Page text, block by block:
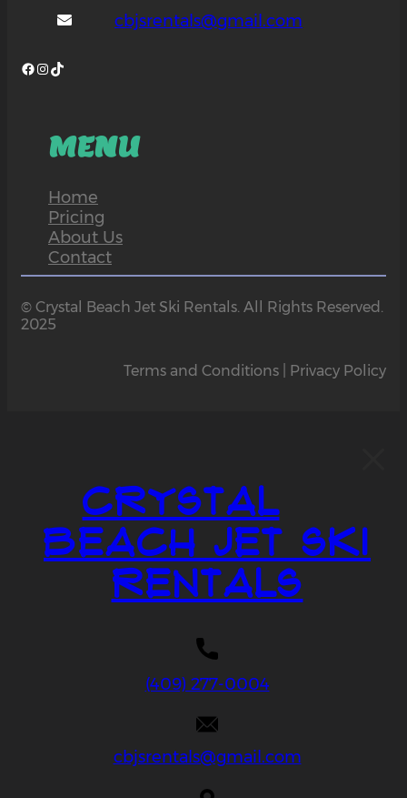
cbjsrentals@gmail.com
Facebook Instagram TikTok
MENU
Home
Pricing
About Us
Contact
© Crystal Beach Jet Ski Rentals. All Rights Reserved.
2025
Terms and Conditions | Privacy Policy
Crystal
Beach Jet Ski
Rentals
(409) 277-0004
cbjsrentals@gmail.com